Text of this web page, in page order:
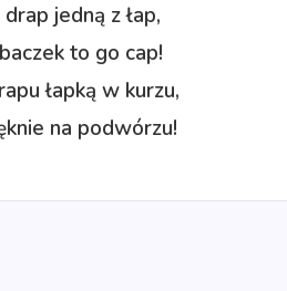
jedną z łap,
to go cap!
łapką w kurzu,
na podwórzu!